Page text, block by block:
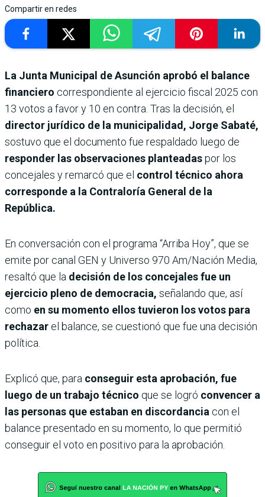
Compartir en redes
La Junta Municipal de Asunción aprobó el balance
financiero correspondiente al ejercicio fiscal 2025 con
13 votos a favor y 10 en contra. Tras la decisión, el
director jurídico de la municipalidad, Jorge Sabaté,
sostuvo que el documento fue respaldado luego de
responder las observaciones planteadaspor los
concejales y remarcó que el control técnico ahora
corresponde a la Contraloría General de la
República.
En conversación con el programa “Arriba Hoy”, que se
emite por canal GEN y Universo 970 Am/Nación Media,
resaltó que la decisión de los concejales fue un
ejercicio pleno de democracia, señalando que, así
como en su momento ellos tuvieron los votos para
rechazar el balance, se cuestionó que fue una decisión
política.
Explicó que, para conseguir esta aprobación, fue
luego de un trabajo técnico que se logró convencer a
las personas que estaban en discordancia con el
balance presentado en su momento, lo que permitió
conseguir el voto en positivo para la aprobación.